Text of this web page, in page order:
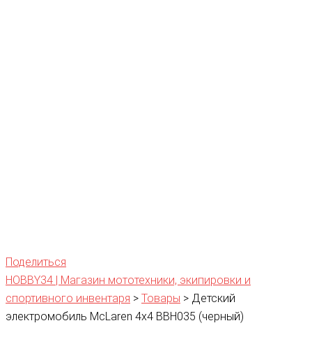
Поделиться
HOBBY34 | Магазин мототехники, экипировки и
спортивного инвентаря > Товары > Детский
электромобиль McLaren 4х4 BBH035 (черный)